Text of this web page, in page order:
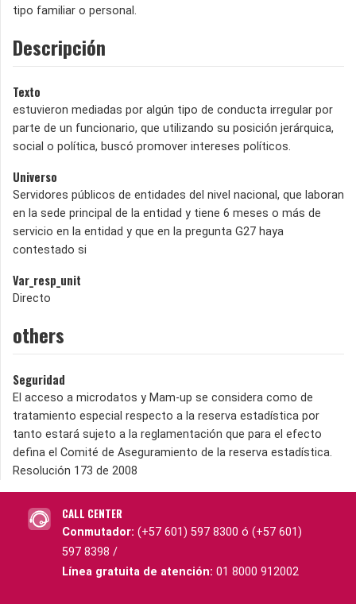
tipo familiar o personal.
Descripción
Texto
estuvieron mediadas por algún tipo de conducta irregular por
parte de un funcionario, que utilizando su posición jerárquica,
social o política, buscó promover intereses políticos.
Universo
Servidores públicos de entidades del nivel nacional, que laboran
en la sede principal de la entidad y tiene 6 meses o más de
servicio en la entidad y que en la pregunta G27 haya
contestado si
Var_resp_unit
Directo
others
Seguridad
El acceso a microdatos y Mam-up se considera como de
tratamiento especial respecto a la reserva estadística por
tanto estará sujeto a la reglamentación que para el efecto
defina el Comité de Aseguramiento de la reserva estadística.
Resolución 173 de 2008
CALL CENTER
Conmutador: (+57 601) 597 8300 ó (+57 601)
597 8398 /
Línea gratuita de atención: 01 8000 912002